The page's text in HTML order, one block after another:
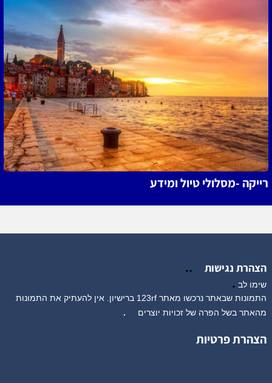
רייקה -מסלולי טיול ומידע
הצהרת נגישות ..
שימו לב .
התמונות שבאתר נרכשו מאתר 123rf ברישיון. אין להעתיק את התמונות
מהאתר בשל הפרה של זכויות יוצרים
.
הצהרת פרטיות